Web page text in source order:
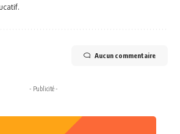
Aucun commentaire
- Publicité -